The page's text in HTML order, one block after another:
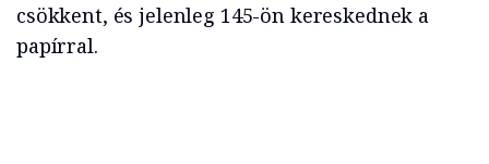
csökkent, és jelenleg 145-ön kereskednek a
papírral.